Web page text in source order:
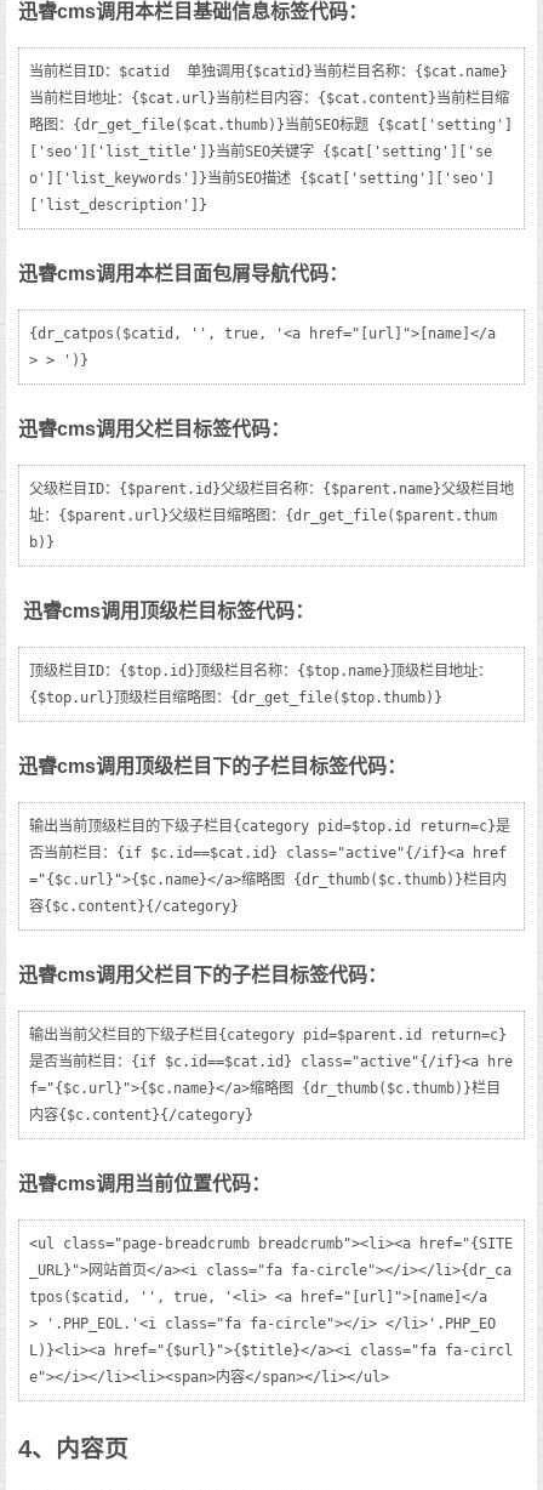
迅睿cms调用本栏目基础信息标签代码：
当前栏目ID：$catid  单独调用{$catid}当前栏目名称：{$cat.name}
当前栏目地址：{$cat.url}当前栏目内容：{$cat.content}当前栏目缩
略图：{dr_get_file($cat.thumb)}当前SEO标题 {$cat['setting']
['seo']['list_title']}当前SEO关键字 {$cat['setting']['se
o']['list_keywords']}当前SEO描述 {$cat['setting']['seo']
['list_description']}
迅睿cms调用本栏目面包屑导航代码：
{dr_catpos($catid, '', true, '<a href="[url]">[name]</a
> > ')}
迅睿cms调用父栏目标签代码：
父级栏目ID：{$parent.id}父级栏目名称：{$parent.name}父级栏目地
址：{$parent.url}父级栏目缩略图：{dr_get_file($parent.thum
b)}
迅睿cms调用顶级栏目标签代码：
顶级栏目ID：{$top.id}顶级栏目名称：{$top.name}顶级栏目地址：
{$top.url}顶级栏目缩略图：{dr_get_file($top.thumb)}
迅睿cms调用顶级栏目下的子栏目标签代码：
输出当前顶级栏目的下级子栏目{category pid=$top.id return=c}是
否当前栏目：{if $c.id==$cat.id} class="active"{/if}<a href
="{$c.url}">{$c.name}</a>缩略图 {dr_thumb($c.thumb)}栏目内
容{$c.content}{/category}
迅睿cms调用父栏目下的子栏目标签代码：
输出当前父栏目的下级子栏目{category pid=$parent.id return=c}
是否当前栏目：{if $c.id==$cat.id} class="active"{/if}<a hre
f="{$c.url}">{$c.name}</a>缩略图 {dr_thumb($c.thumb)}栏目
内容{$c.content}{/category}
迅睿cms调用当前位置代码：
<ul class="page-breadcrumb breadcrumb"><li><a href="{SITE
_URL}">网站首页</a><i class="fa fa-circle"></i></li>{dr_ca
tpos($catid, '', true, '<li> <a href="[url]">[name]</a
> '.PHP_EOL.'<i class="fa fa-circle"></i> </li>'.PHP_EO
L)}<li><a href="{$url}">{$title}</a><i class="fa fa-circl
e"></i></li><li><span>内容</span></li></ul>
4、内容页